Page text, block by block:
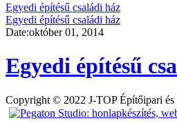
Egyedi építésű családi ház
Egyedi építésű családi ház
Date:október 01, 2014
Egyedi építésű
Copyright © 2022 J-TOP Építőipari